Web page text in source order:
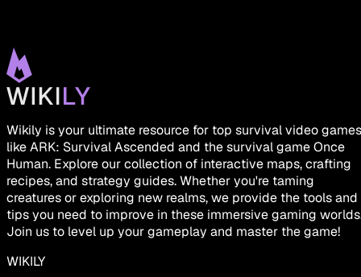
Wikily is your ultimate resource for top survival video games
like ARK: Survival Ascended and the survival game Once
Human. Explore our collection of interactive maps, crafting
recipes, and strategy guides. Whether you're taming
creatures or exploring new realms, we provide the tools and
tips you need to improve in these immersive gaming
Join us to level up your gameplay and master the game!
WIKILY